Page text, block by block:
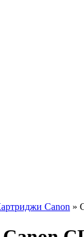
Canon »